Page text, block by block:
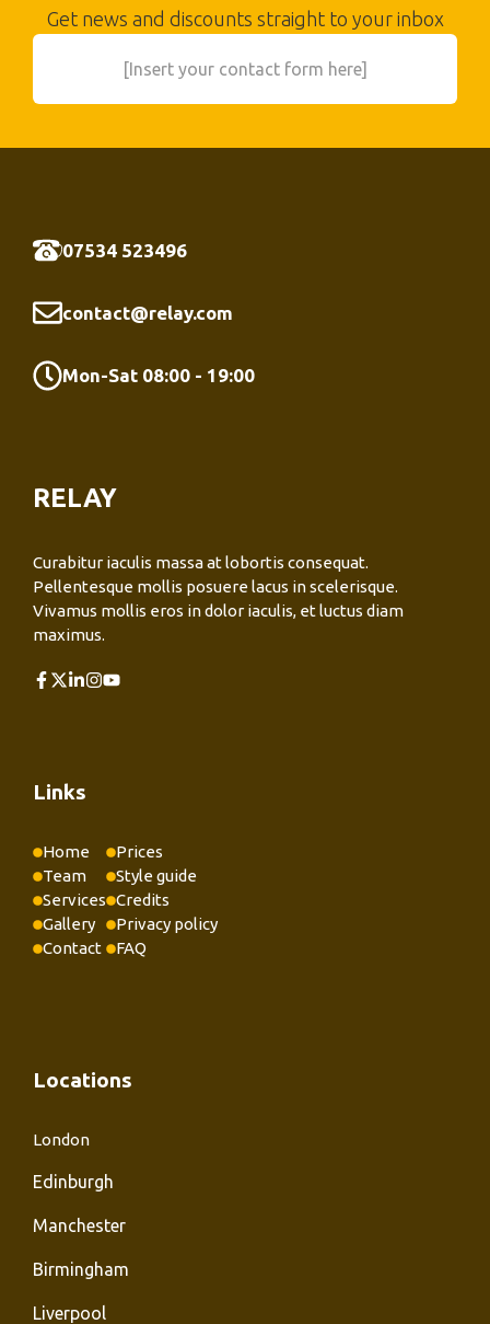
Get news and discounts straight to your inbox
[Insert your contact form here]
07534 523496
contact@relay.com
Mon-Sat 08:00 - 19:00
RELAY
Curabitur iaculis massa at lobortis consequat.
Pellentesque mollis posuere lacus in scelerisque.
Vivamus mollis eros in dolor iaculis, et luctus diam
maximus.
Links
Home
Team
Services
Gallery
Contact
Prices
Style guide
Credits
Privacy policy
FAQ
Locations
London
Edinburgh
Manchester
Birmingham
Liverpool